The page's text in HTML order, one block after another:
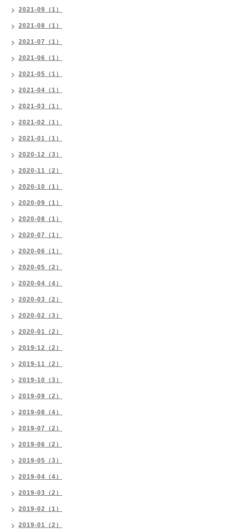
2021-09（1）
2021-08（1）
2021-07（1）
2021-06（1）
2021-05（1）
2021-04（1）
2021-03（1）
2021-02（1）
2021-01（1）
2020-12（3）
2020-11（2）
2020-10（1）
2020-09（1）
2020-08（1）
2020-07（1）
2020-06（1）
2020-05（2）
2020-04（4）
2020-03（2）
2020-02（3）
2020-01（2）
2019-12（2）
2019-11（2）
2019-10（3）
2019-09（2）
2019-08（4）
2019-07（2）
2019-06（2）
2019-05（3）
2019-04（4）
2019-03（2）
2019-02（1）
2019-01（2）